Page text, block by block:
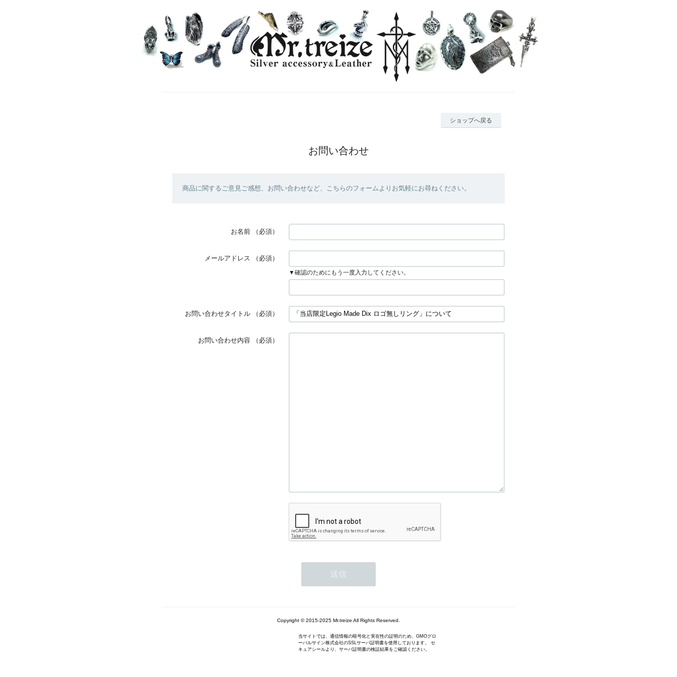
ショップへ戻る
お問い合わせ
商品に関するご意見ご感想、お問い合わせなど、こちらのフォームよりお気軽にお尋ねください。
お名前 （必須）
メールアドレス （必須）
▼確認のためにもう一度入力してください。
お問い合わせタイトル （必須）
お問い合わせ内容 （必須）
Copyright © 2015-2025 Mr.treize All Rights Reserved.
当サイトでは、通信情報の暗号化と実在性の証明のため、GMOグロ
ーバルサイン株式会社のSSLサーバ証明書を使用しております。 セ
キュアシールより、サーバ証明書の検証結果をご確認ください。